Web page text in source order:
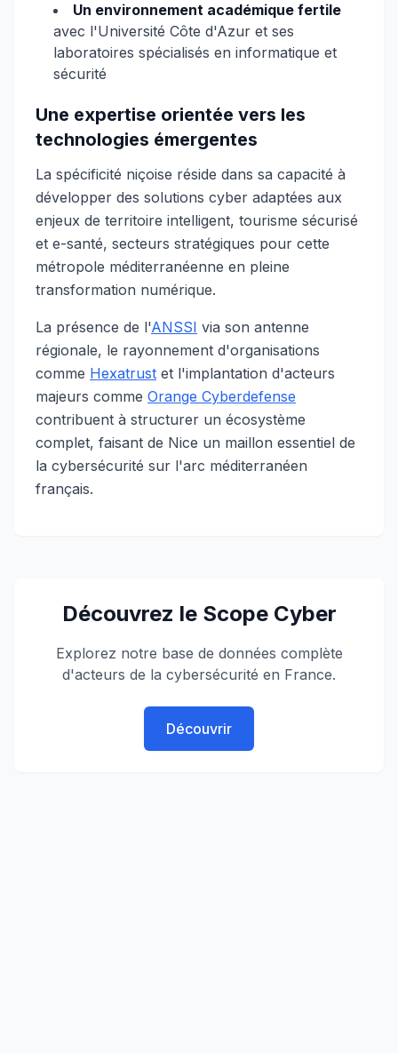
Un environnement académique fertile
avec l'Université Côte d'Azur et ses
laboratoires spécialisés en informatique et
sécurité
Une expertise orientée vers les
technologies émergentes
La spécificité niçoise réside dans sa capacité à
développer des solutions cyber adaptées aux
enjeux de territoire intelligent, tourisme sécurisé
et e-santé, secteurs stratégiques pour cette
métropole méditerranéenne en pleine
transformation numérique.
La présence de l'ANSSI via son antenne
régionale, le rayonnement d'organisations
comme Hexatrust et l'implantation d'acteurs
majeurs comme Orange Cyberdefense
contribuent à structurer un écosystème
complet, faisant de Nice un maillon essentiel de
la cybersécurité sur l'arc méditerranéen
français.
Découvrez le Scope Cyber
Explorez notre base de données complète
d'acteurs de la cybersécurité en France.
Découvrir